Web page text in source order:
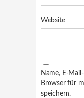
Website
Name, E-
Browser für
speichern.